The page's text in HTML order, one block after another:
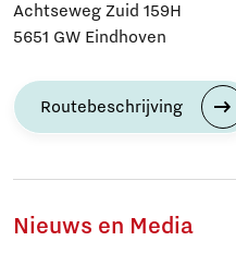
Achtseweg Zuid 159H
5651 GW Eindhoven
Routebeschrijving
Nieuws en Media